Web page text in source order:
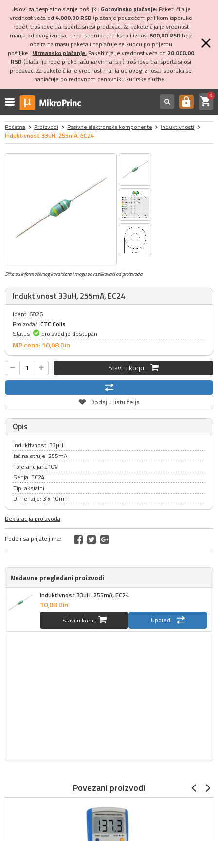
Uslovi za besplatno slanje pošiljki: Gotovinsko plaćanje:Paketi čija je
vrednost veća od 4.000,00 RSD (plaćanje pouzećem prilikom isporuke
robe), troškove transporta snosi prodavac. Za pakete čija je vrednost
manja od ovog iznosa, cena isporuke je fiksna i iznosi 600,00 RSD bez
obzira na masu paketa i naplaćuje se kupcu po prijemu
pošiljke. Virmansko plaćanje:Paketi čija je vrednost veća od 20.000,00
RSD (plaćanje robe preko računa/virmanski) troškove transporta snosi
prodavac. Za pakete čija je vrednost manja od ovog iznosa, isporuka se
naplaćuje po redovnom cenovniku kurirske službe.
https shopping_cart0
Početna Proizvodi Pasivne elektronske komponente
Induktivnosti
Induktivnost 33uH, 255mA, EC24
Slike su informativnog karaktera i mogu se razlikovati od proizvoda
Induktivnost 33uH, 255mA, EC24
Ident: 6826
Proizođač: CTC Coils
Status:
proizvod je dostupan
MP cena: 10,08Din
Stavi u korpu
Dodaj u listu želja
Opis
Induktivnost: 33µH
Jačina struje: 255mA
Tolerancija: ±10%
Serija: EC24
Tip: aksialni
Dimenzije: 3 x 10mm
Deklaracija proizvoda
Podeli sa prijateljima:
Nedavno pregledani proizvodi
Induktivnost 33uH, 255mA, EC24
10,08Din
Stavi u korpu Uporedi
Povezani proizvodi